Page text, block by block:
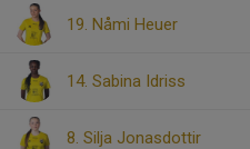
19. Nåmi Heuer
14. Sabina Idriss
8. Silja Jonasdottir